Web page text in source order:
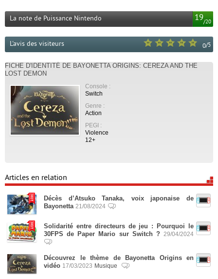
19/20
La note de Puissance Nintendo
0/5
L'avis des visiteurs
FICHE D'IDENTITÉ DE BAYONETTA ORIGINS: CEREZA AND THE
LOST DEMON
Console :
Switch
Genre :
Action
PEGI :
Violence
12+
Articles en relation
Décès d’Atsuko Tanaka, voix japonaise de
Bayonetta 21/08/2024
Solidarité entre directeurs de jeu : Pourquoi le
30FPS de Paper Mario sur Switch ?
29/04/2024
Découvrez le thème de Bayonetta Origins en
vidéo 17/03/2023 Musique